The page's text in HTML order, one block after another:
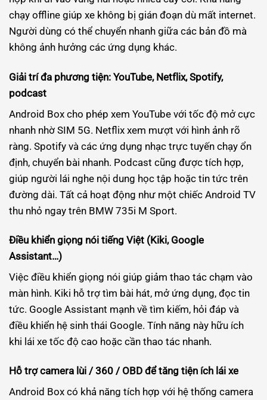
chạy offline giúp xe không bị gián đoạn dù mất internet.
Người dùng có thể chuyển nhanh giữa các bản đồ mà
không ảnh hưởng các ứng dụng khác.
Giải trí đa phương tiện: YouTube, Netflix, Spotify,
podcast
Android Box cho phép xem YouTube với tốc độ mở cực
nhanh nhờ SIM 5G. Netflix xem mượt với hình ảnh rõ
ràng. Spotify và các ứng dụng nhạc trực tuyến chạy ổn
định, chuyển bài nhanh. Podcast cũng được tích hợp,
giúp người lái nghe nội dung học tập hoặc tin tức trên
đường dài. Tất cả hoạt động như một chiếc Android TV
thu nhỏ ngay trên BMW 735i M Sport.
Điều khiển giọng nói tiếng Việt (Kiki, Google
Assistant…)
Việc điều khiển giọng nói giúp giảm thao tác chạm vào
màn hình. Kiki hỗ trợ tìm bài hát, mở ứng dụng, đọc tin
tức. Google Assistant mạnh về tìm kiếm, hỏi đáp và
điều khiển hệ sinh thái Google. Tính năng này hữu ích
khi lái xe tốc độ cao hoặc cần thao tác nhanh.
Hỗ trợ camera lùi / 360 / OBD để tăng tiện ích lái xe
Android Box có khả năng tích hợp với hệ thống camera